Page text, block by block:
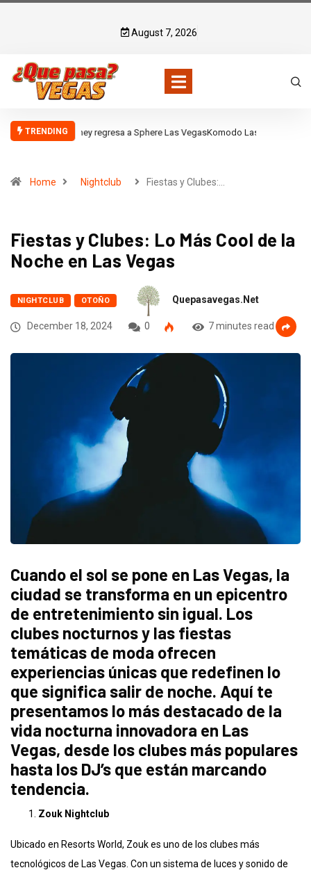
August 7, 2026
TRENDING Komodo Las Vegas
Home Nightclub Fiestas y Clubes:…
Fiestas y Clubes: Lo Más Cool de la
Noche en Las Vegas
NIGHTCLUB OTOÑO Quepasavegas.net
December 18, 2024 0 7 minutes read
Cuando el sol se pone en Las Vegas, la
ciudad se transforma en un epicentro
de entretenimiento sin igual. Los
clubes nocturnos y las fiestas
temáticas de moda ofrecen
experiencias únicas que redefinen lo
que significa salir de noche. Aquí te
presentamos lo más destacado de la
vida nocturna innovadora en Las
Vegas, desde los clubes más populares
hasta los DJ’s que están marcando
tendencia.
Zouk Nightclub
Ubicado en Resorts World, Zouk es uno de los clubes más
tecnológicos de Las Vegas. Con un sistema de luces y sonido de